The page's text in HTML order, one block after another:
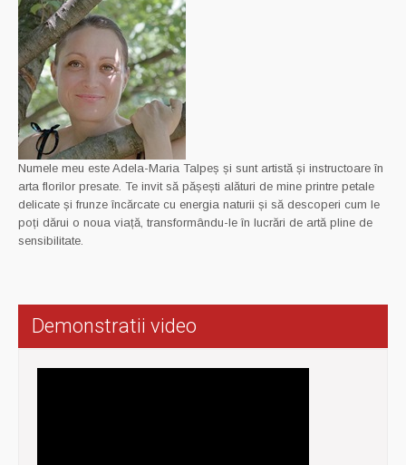
Numele meu este Adela-Maria Talpeș și sunt artistă și instructoare în
arta florilor presate. Te invit să pășești alături de mine printre petale
delicate și frunze încărcate cu energia naturii și să descoperi cum le
poți dărui o noua viață, transformându-le în lucrări de artă pline de
sensibilitate.
Demonstratii video